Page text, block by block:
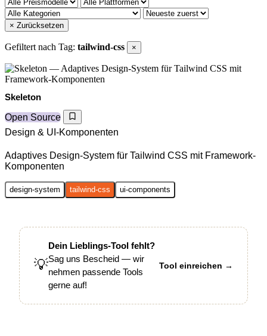
× Zurücksetzen
Gefiltert nach Tag: tailwind-css ×
Skeleton
Open Source
Design & UI-Komponenten
Adaptives Design-System für Tailwind CSS mit Framework-
Komponenten
design-system tailwind-css ui-components
💡
Dein Lieblings-Tool fehlt?
Sag uns Bescheid — wir
nehmen passende Tools
gerne auf!
Tool einreichen →